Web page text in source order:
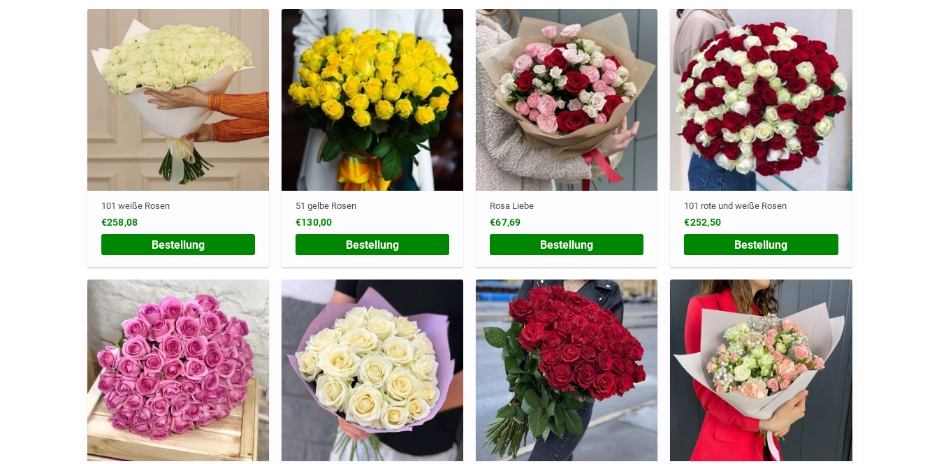
101 weiße Rosen
€258,08
Bestellung
51 gelbe Rosen
€130,00
Bestellung
Rosa Liebe
€67,69
Bestellung
101 rote und weiße Rosen
€252,50
Bestellung